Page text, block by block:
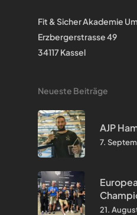
Fit & Sicher Akademie
Erzbergerstrasse 49
34117 Kassel
Neueste Beiträge
AJP
7.
21.